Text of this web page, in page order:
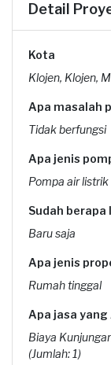
Detail
Kota
Klojen, Klojen,
Apa masalah
Tidak berfungsi
Apa jenis
Pompa air listrik
Sudah berapa
Baru saja
Apa jenis
Rumah tinggal
Apa jasa
Biaya
(Jumlah: 1)